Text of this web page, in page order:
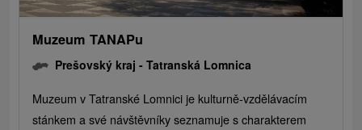
Muzeum TANAPu
Prešovský kraj -Tatranská Lomnica
Muzeum v Tatranské Lomnici je kulturně-vzdělávacím
stánkem a své návštěvníky seznamuje s charakterem